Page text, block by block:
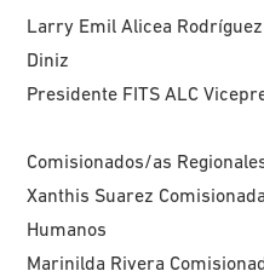
Larry Emil Alicea
Diniz
Presidente FITS ALC
Comisionados/as
Xanthis Suarez
Humanos
Marinilda Rivera